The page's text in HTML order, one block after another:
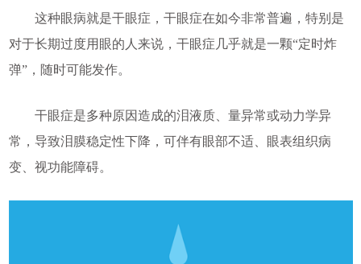
这种眼病就是干眼症 ，干眼症在如今非常普遍，特别是
对于长期过度用眼的人来说，干眼症几乎就是一颗“定时炸
弹”，随时可能发作。
干眼症是多种原因造成的泪液质、量异常或动力学异
常，导致泪膜稳定性下降，可伴有眼部不适、眼表组织病
变、视功能障碍。